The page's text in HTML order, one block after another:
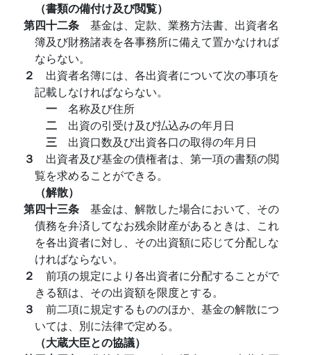
（書類の備付け及び閲覧）
第四十二条 基金は、定款、業務方法書、出資者名
簿及び財務諸表を各事務所に備えて置かなければ
ならない。
２ 出資者名簿には、各出資者について次の事項を
記載しなければならない。
一 名称及び住所
二 出資の引受け及び払込みの年月日
三 出資口数及び出資各口の取得の年月日
３ 出資者及び基金の債権者は、第一項の書類の閲
覧を求めることができる。
（解散）
第四十三条 基金は、解散した場合において、その
債務を弁済してなお残余財産があるときは、これ
を各出資者に対し、その出資額に応じて分配しな
ければならない。
２ 前項の規定により各出資者に分配することがで
きる額は、その出資額を限度とする。
３ 前二項に規定するもののほか、基金の解散につ
いては、別に法律で定める。
（大蔵大臣との協議）